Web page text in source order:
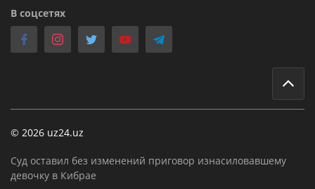
В соцсетях
© 2026 uz24.uz
Суд оставил без изменений приговор изнасиловавшему
девочку в Кибрае